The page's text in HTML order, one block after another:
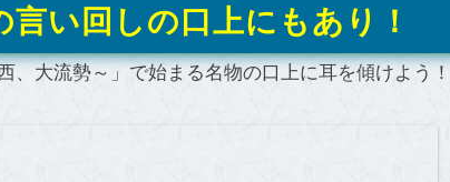
い回しの口上にもあり！
、大流勢～」で始まる名物の口上に耳を傾けよう！